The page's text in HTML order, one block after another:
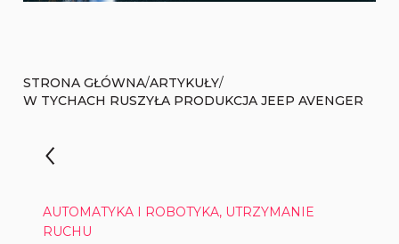
STRONA GŁÓWNA/ARTYKUŁY/
W TYCHACH RUSZYŁA PRODUKCJA JEEP AVENGER
AUTOMATYKA I ROBOTYKA, UTRZYMANIE
RUCHU